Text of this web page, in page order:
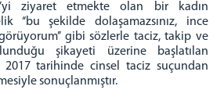
ziyaret etmekte olan bir kadın
‘‘bu şekilde dolaşamazsınız, ince
gibi sözlerle taciz, takip ve
şikayeti üzerine başlatılan
2017 tarihinde cinsel taciz suçundan
sonuçlanmıştır.